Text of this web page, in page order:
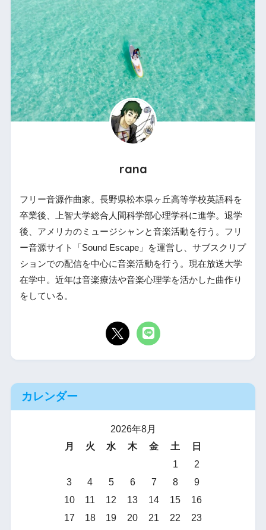
rana
フリー音源作曲家。長野県松本県ヶ丘高等学校英語科を
卒業後、上智大学総合人間科学部心理学科に進学。退学
後、アメリカのミュージシャンと音楽活動を行う。フリ
ー音源サイト「Sound Escape」を運営し、サブスクリプ
ションでの配信を中心に音楽活動を行う。現在放送大学
在学中。近年は音楽療法や音楽心理学を活かした曲作り
をしている。
カレンダー
2026年8月
月
火 水 木 金 土
日
1
2
3
4 5 6 7 8
9
10
11 12 13 14 15
16
17
18 19 20 21 22
23